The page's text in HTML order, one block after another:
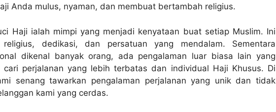
Anda mulus, nyaman, dan membuat bertambah religius.
Haji ialah mimpi yang menjadi kenyataan buat setiap Muslim. Ini
dedikasi, dan persatuan yang mendalam. Sementara
dikenal banyak orang, ada pengalaman luar biasa lain yang
cari perjalanan yang lebih terbatas dan individual Haji Khusus. Di
senang tawarkan pengalaman perjalanan yang unik dan tidak
kami yang cerdas.